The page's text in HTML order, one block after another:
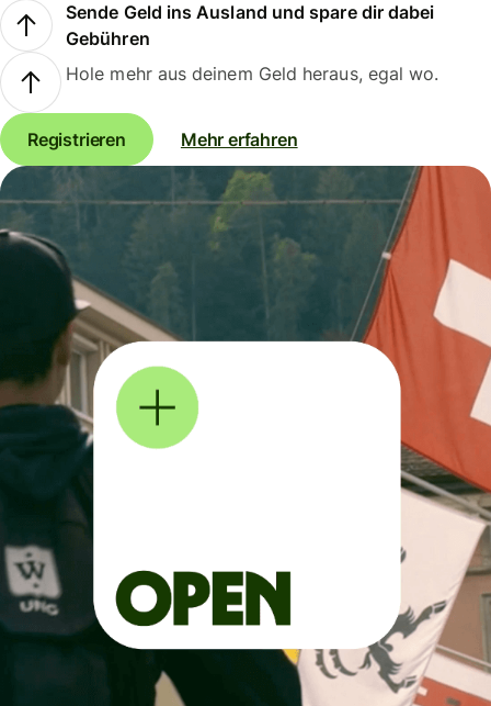
Sende Geld ins Ausland und spare dir dabei
Gebühren
Hole mehr aus deinem Geld heraus, egal wo.
Registrieren Mehr erfahren